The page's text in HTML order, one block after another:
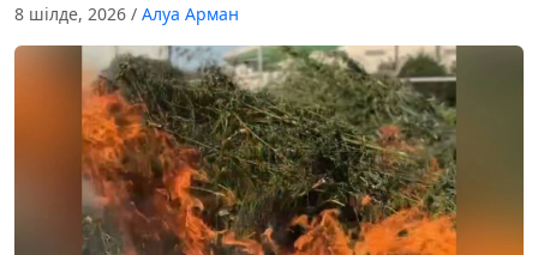
8 шілде, 2026 / Алуа Арман